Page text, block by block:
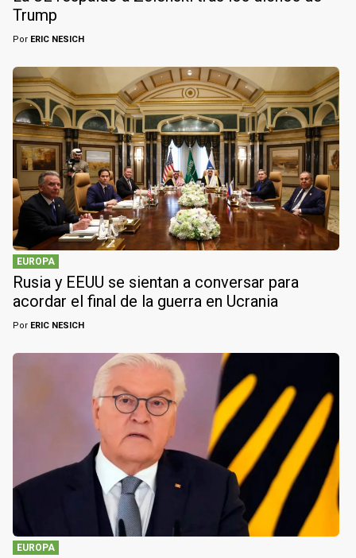
Trump
Por ERIC NESICH
EUROPA
Rusia y EEUU se sientan a conversar para
acordar el final de la guerra en Ucrania
Por ERIC NESICH
EUROPA